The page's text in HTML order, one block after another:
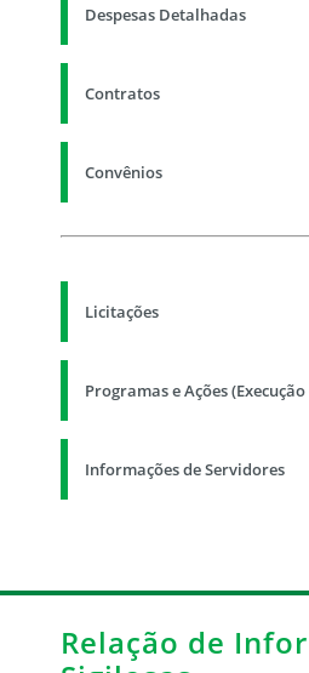
Despesas Detalhadas
Contratos
Convênios
Licitações
Programas e Ações
Informações de Servidores
Relação de